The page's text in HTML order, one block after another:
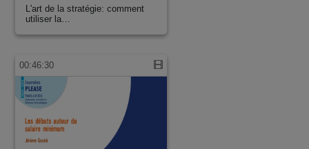
L'art de la stratégie: comment
utiliser la…
00:46:30